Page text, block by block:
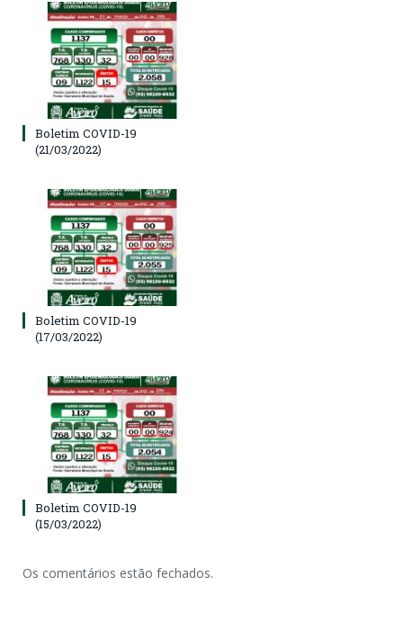
Boletim COVID-19
(21/03/2022)
Boletim COVID-19
(17/03/2022)
Boletim COVID-19
(15/03/2022)
Os comentários estão fechados.